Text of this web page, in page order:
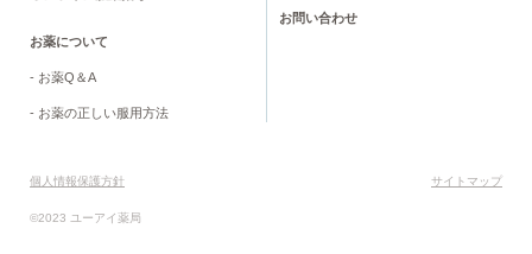
お薬について
- お薬Q＆A
- お薬の正しい服用方法
お問い合わせ
©2023 ユーアイ薬局
個人情報保護方針 サイトマップ